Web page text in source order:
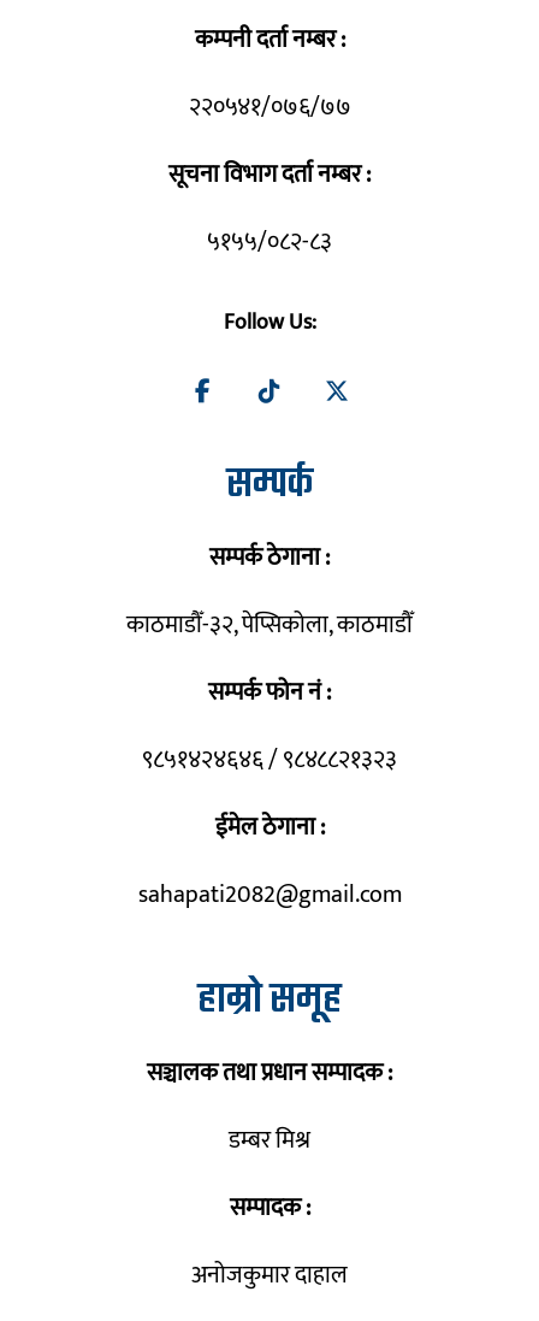
कम्पनी दर्ता नम्बर :
२२०५४१/०७६/७७
सूचना विभाग दर्ता नम्बर :
५१५५/०८२-८३
Follow Us:
सम्पर्क
सम्पर्क ठेगाना :
काठमाडौँ-३२, पेप्सिकोला, काठमाडौँ
सम्पर्क फोन नं :
९८५१४२४६४६ / ९८४८८२१३२३
ईमेल ठेगाना :
sahapati2082@gmail.com
हाम्रो समूह
सञ्चालक तथा प्रधान सम्पादक :
डम्बर मिश्र
सम्पादक :
अनोजकुमार दाहाल